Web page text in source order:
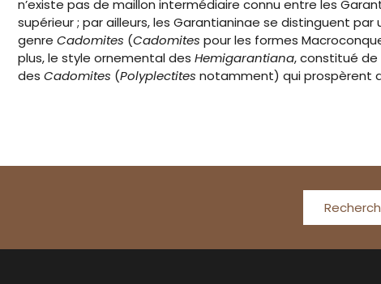
n’existe pas de maillon intermédiaire connu entre les
supérieur ; par ailleurs, les Garantianinae se distinguent
genre Cadomites (Cadomites pour les formes
plus, le style ornemental des Hemigarantiana, constitué
des Cadomites (Polyplectites notamment) qui prospèrent